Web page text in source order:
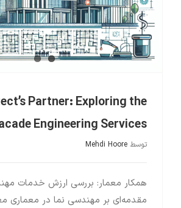
Partner: Exploring the
Engineering Services
توسط Mehdi Hoore
همکار معمار: بررسی ارزش خدمات
مقدمه‌ای بر مهندسی نما در معماری